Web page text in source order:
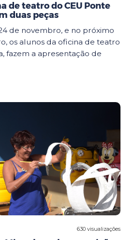
de teatro do CEU Ponte
duas peças
de novembro, e no próximo
os alunos da oficina de teatro
fazem a apresentação de
630 visualizações